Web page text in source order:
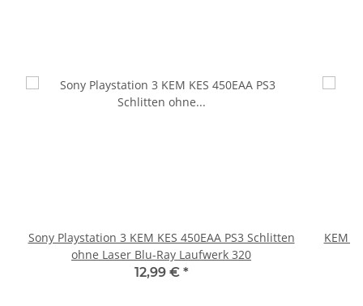
Sony Playstation 3 KEM KES 450EAA PS3 Schlitten
ohne Laser Blu-Ray Laufwerk 320
12,99 € *
KEM